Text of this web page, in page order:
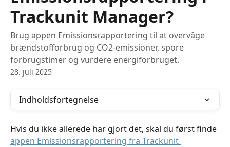
Trackunit Manager?
Brug appen Emissionsrapportering til at overvåge
brændstofforbrug og CO2-emissioner, spore
forbrugstimer og vurdere energiforbruget.
28. juli 2025
Indholdsfortegnelse
Hvis du ikke allerede har gjort det, skal du først finde
appen Emissionsrapportering fra Trackunit